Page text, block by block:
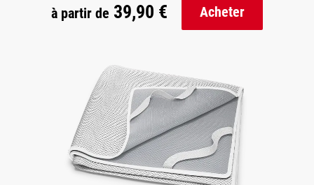
à partir de 39,90 € Acheter